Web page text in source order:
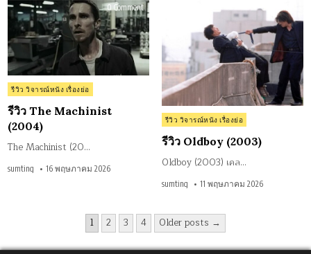
0 Commenton
รีวิว
The
Machinist
(2004)
Posted
in
รีวิว วิจารณ์หนัง เรื่องย่อ
รีวิว The Machinist
(2004)
The Machinist (20…
sumting 16 พฤษภาคม 2026
0 Comment
Posted
in
รีวิว วิจารณ์หนัง เรื่องย่อ
รีวิว Oldboy (2003)
Oldboy (2003) เคล…
sumting 11 พฤษภาคม 2026
pagination
1 2 3 4 Older posts →